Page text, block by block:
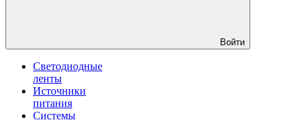
Войти
Светодиодные
ленты
Источники
питания
Системы